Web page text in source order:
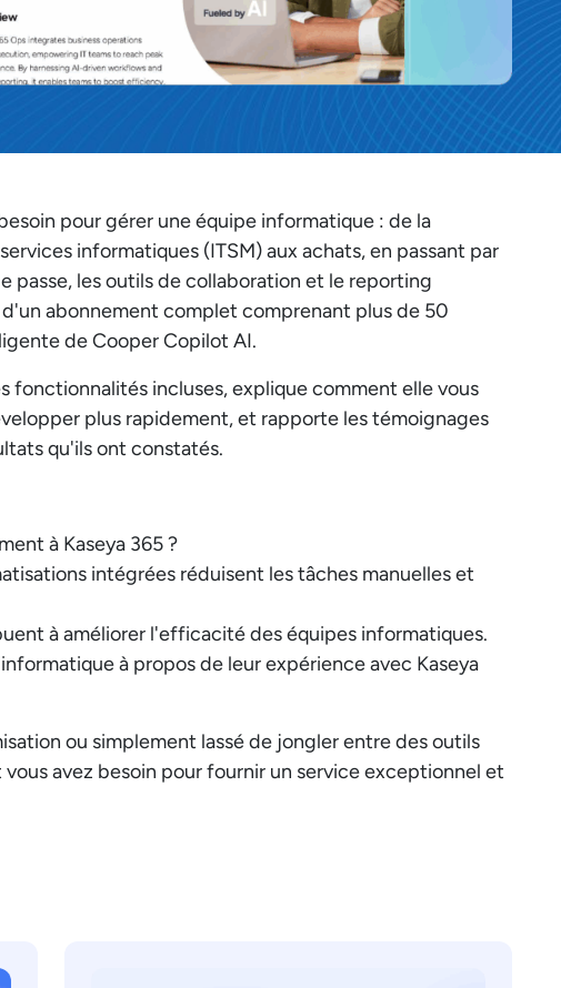
pour gérer une équipe informatique : de la
informatiques (ITSM) aux achats, en passant par
passe, les outils de collaboration et le reporting
abonnement complet comprenant plus de 50
de Cooper Copilot AI.
incluses, explique comment elle vous
plus rapidement, et rapporte les témoignages
qu'ils ont constatés.
à Kaseya 365 ?
intégrées réduisent les tâches manuelles et
à améliorer l'efficacité des équipes informatiques.
à propos de leur expérience avec Kaseya
ou simplement lassé de jongler entre des outils
avez besoin pour fournir un service exceptionnel et